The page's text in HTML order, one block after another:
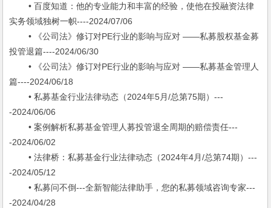
• 百度知道：他的专业能力和丰富的经验，使他在投融资法律
实务领域独树一帜----2024/07/06
• 《公司法》修订对PE行业的影响与应对 ——私募股权基金募
投管退篇----2024/06/30
• 《公司法》修订对PE行业的影响与应对 ——私募基金管理人
篇----2024/06/18
• 私募基金行业法律动态（2024年5月/总第75期）---
-2024/06/06
• 案例解析私募基金管理人募投管退全周期的赔偿责任---
-2024/06/02
• 法律桥：私募基金行业法律动态（2024年4月/总第74期）---
-2024/05/12
• 私募问不倒---全新智能法律助手，您的私募领域咨询专家---
-2024/04/28